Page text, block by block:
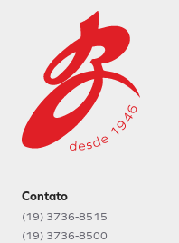
Contato
(19) 3736-8515
(19) 3736-8500